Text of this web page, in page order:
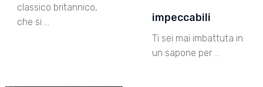
classico britannico,
che si …
impeccabili
Ti sei mai imbattuta in
un sapone per …